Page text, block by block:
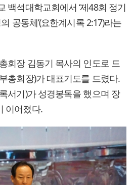
백석대학교회에서 ‘제48회 정기
공동체’(요한계시록 2:17)라는
회장 김동기 목사의 인도로 드
총회장)가 대표기도를 드렸다.
서기)가 성경봉독을 했으며 장
이어졌다.